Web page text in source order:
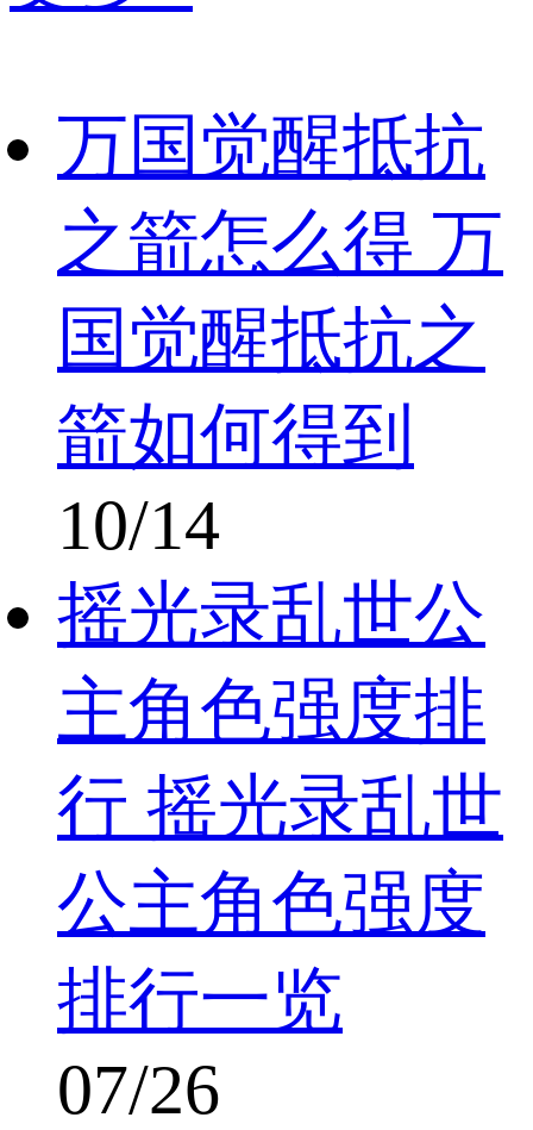
万国觉醒抵抗
之箭怎么得 万
国觉醒抵抗之
箭如何得到
10/14
摇光录乱世公
主角色强度排
行 摇光录乱世
公主角色强度
排行一览
07/26